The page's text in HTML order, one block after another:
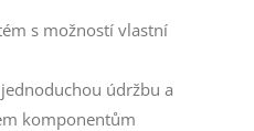
s možností vlastní
údržbu a
komponentům